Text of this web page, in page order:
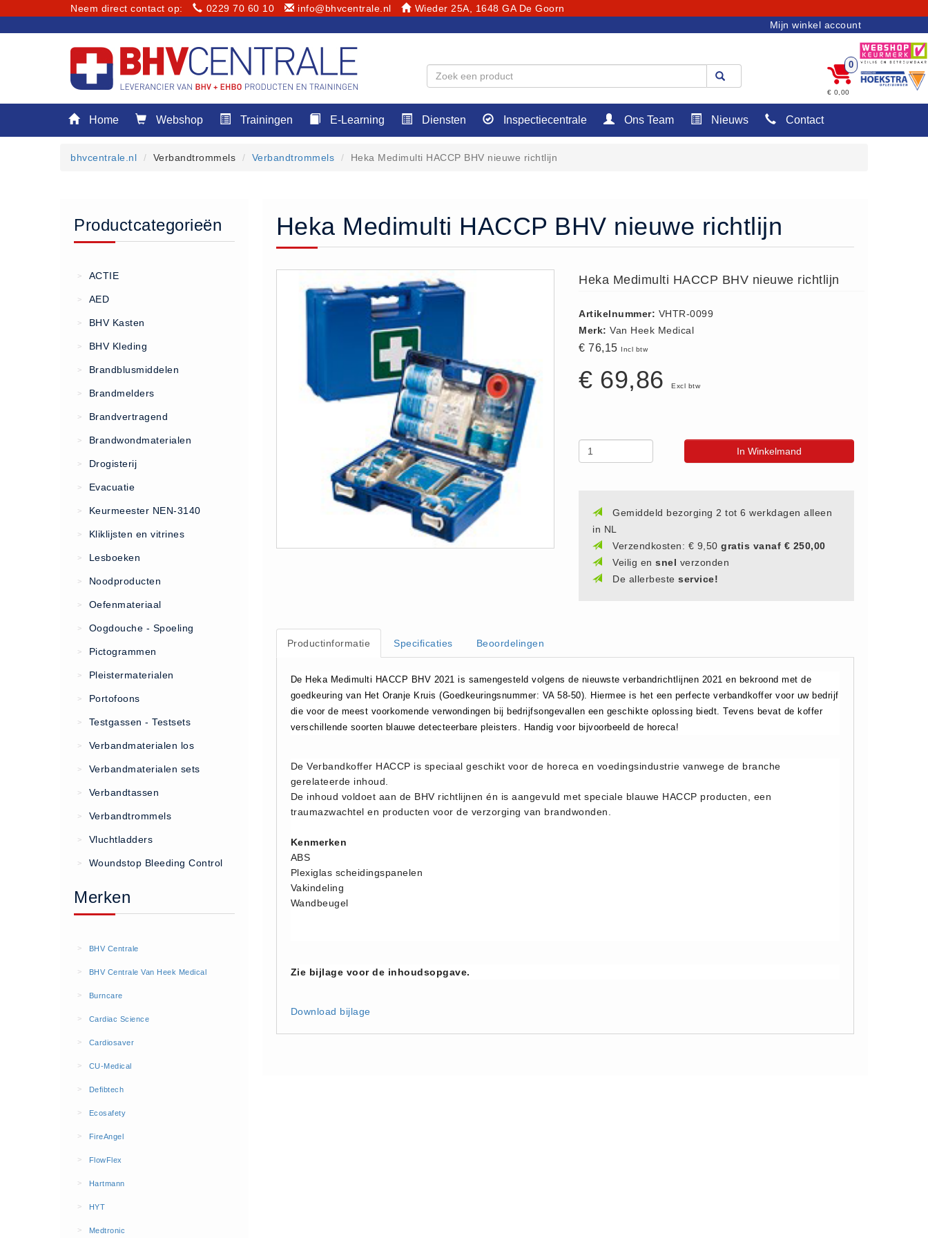
Neem direct contact op: 0229 70 60 10 info@bhvcentrale.nl Wieder 25A, 1648 GA De Goorn
Home
Keuringen
Bedrijfsnoodplannen
Inspectiecentrale
Ons Team
Nieuws
Contact
Algemene Voorwaarden
Vacatures
AED apparaten (11)
AED apparaten (11)
AED batterijen (12)
AED binnen - buiten kasten (11)
AED elektroden (18)
AED tassen (14)
BHV kasten (5)
BHV kasten (0)
Evacuatie - Zaklampen (0)
Kleding - Hesjes (0)
Brandblusmiddelen
Schuimblussers (6)
Brandmelders
CO melders (2)
Mijn winkel account
0
€ 0,00
Home Webshop Trainingen E-Learning Diensten Inspectiecentrale Ons Team Nieuws Contact
bhvcentrale.nl Verbandtrommels Verbandtrommels Heka Medimulti HACCP BHV nieuwe richtlijn
Productcategorieën
> ACTIE
> AED
> BHV Kasten
> BHV Kleding
> Brandblusmiddelen
> Brandmelders
> Brandvertragend
> Brandwondmaterialen
> Drogisterij
> Evacuatie
> Keurmeester NEN-3140
> Kliklijsten en vitrines
> Lesboeken
> Noodproducten
> Oefenmateriaal
> Oogdouche - Spoeling
> Pictogrammen
> Pleistermaterialen
> Portofoons
> Testgassen - Testsets
> Verbandmaterialen los
> Verbandmaterialen sets
> Verbandtassen
> Verbandtrommels
> Vluchtladders
> Woundstop Bleeding Control
Merken
> BHV Centrale
> BHV Centrale Van Heek Medical
> Burncare
> Cardiac Science
> Cardiosaver
> CU-Medical
> Defibtech
> Ecosafety
> FireAngel
> FlowFlex
> Hartmann
> HYT
> Medtronic
Heka Medimulti HACCP BHV nieuwe richtlijn
Heka Medimulti HACCP BHV nieuwe richtlijn
Artikelnummer: VHTR-0099
Merk:Van Heek Medical
€ 76,15 Incl btw
€ 69,86Excl btw
In Winkelmand
Gemiddeld bezorging 2 tot 6 werkdagen alleen
in NL
Verzendkosten: € 9,50gratis vanaf € 250,00
Veilig ensnel verzonden
De allerbesteservice!
Productinformatie Specificaties Beoordelingen
De Heka Medimulti HACCP BHV 2021 is samengesteld volgens de nieuwste verbandrichtlijnen 2021 en bekroond met de
goedkeuring van Het Oranje Kruis (Goedkeuringsnummer: VA 58-50). Hiermee is het een perfecte verbandkoffer voor uw bedrijf
die voor de meest voorkomende verwondingen bij bedrijfsongevallen een geschikte oplossing biedt. Tevens bevat de koffer
verschillende soorten blauwe detecteerbare pleisters. Handig voor bijvoorbeeld de horeca!
De Verbandkoffer HACCP is speciaal geschikt voor de horeca en voedingsindustrie vanwege de branche
gerelateerde inhoud.
De inhoud voldoet aan de BHV richtlijnen én is aangevuld met speciale blauwe HACCP producten, een
traumazwachtel en producten voor de verzorging van brandwonden.
Kenmerken
ABS
Plexiglas scheidingspanelen
Vakindeling
Wandbeugel
Zie bijlage voor de inhoudsopgave.
Download bijlage